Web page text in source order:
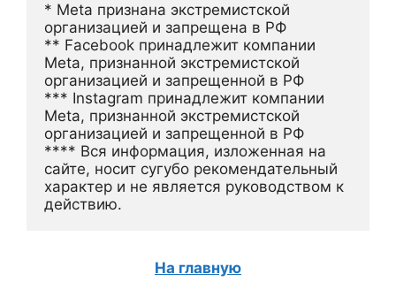
* Meta признана экстремистской
организацией и запрещена в РФ
** Facebook принадлежит компании
Meta, признанной экстремистской
организацией и запрещенной в РФ
*** Instagram принадлежит компании
Meta, признанной экстремистской
организацией и запрещенной в РФ
**** Вся информация, изложенная на
сайте, носит сугубо рекомендательный
характер и не является руководством к
действию.
На главную